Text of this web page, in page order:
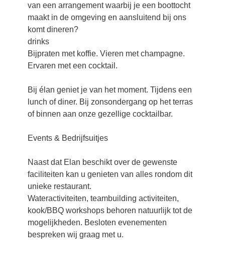
van een arrangement waarbij je een boottocht
maakt in de omgeving en aansluitend bij ons
komt dineren?
drinks
Bijpraten met koffie. Vieren met champagne.
Ervaren met een cocktail.
Bij élan geniet je van het moment. Tijdens een
lunch of diner. Bij zonsondergang op het terras
of binnen aan onze gezellige cocktailbar.
Events & Bedrijfsuitjes
Naast dat Elan beschikt over de gewenste
faciliteiten kan u genieten van alles rondom dit
unieke restaurant.
Wateractiviteiten, teambuilding activiteiten,
kook/BBQ workshops behoren natuurlijk tot de
mogelijkheden. Besloten evenementen
bespreken wij graag met u.